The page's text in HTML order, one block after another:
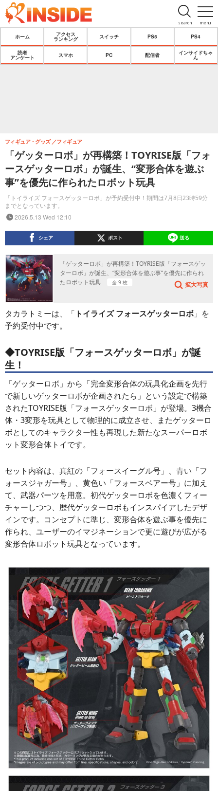
menu
search
ホーム
アクセス
ランキング
スイッチ PS5 PS4
読者
アンケート
スマホ PC 配信者
インサイドちゃ
ん
「ゲッターロボ」が再構築！TOYRISE版「フォ
ースゲッターロボ」が誕生、“変形合体を遊ぶ
事”を優先に作られたロボット玩具
「トイライズ フォースゲッターロボ」が予約受付中！期間は7月8日23時59分
までとなっています。
フィギュア・グッズ フィギュア
2026.5.13 Wed 12:10
シェア ポスト 送る
「ゲッターロボ」が再構築！TOYRISE版「フォースゲッ
ターロボ」が誕生、“変形合体を遊ぶ事”を優先に作られ
たロボット玩具
全 9 枚 拡大写真
タカラトミーは、「 トイライズ フォースゲッターロボ 」を
予約受付中です。
◆TOYRISE版「フォースゲッターロボ」が誕
生！
「ゲッターロボ」から「完全変形合体の玩具化企画を先行
で新しいゲッターロボが企画されたら」という設定で構築
されたTOYRISE版「フォースゲッターロボ」が登場。3機合
体・3変形を玩具として物理的に成立させ、またゲッターロ
ボとしてのキャラクター性も再現した新たなスーパーロボ
ット変形合体トイです。
セット内容は、真紅の「フォースイーグル号」、青い「フ
ォースジャガー号」、黄色い「フォースベアー号」に加え
て、武器パーツを用意。初代ゲッターロボを色濃くフィー
チャーしつつ、歴代ゲッターロボもインスパイアしたデザ
インです。コンセプトに準じ、変形合体を遊ぶ事を優先に
作られ、ユーザーのイマジネーションで更に遊びが広がる
変形合体ロボット玩具となっています。